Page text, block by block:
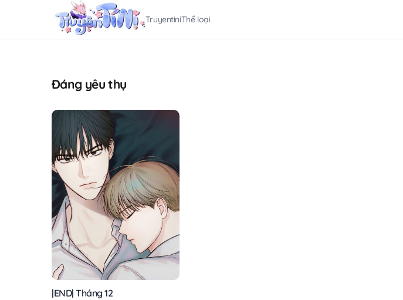
TruyentiniThể loại
Đáng yêu thụ
|END| Tháng 12